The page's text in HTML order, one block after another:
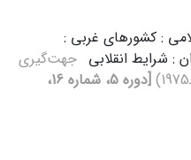
: کشورهای غربی :
: شرایط انقلابی جهت‌گیری‌
[دوره 5، شماره 16،